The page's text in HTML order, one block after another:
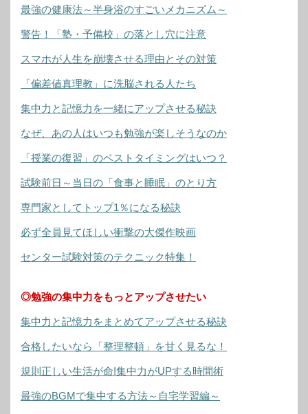
最強の健康法～半身浴のすごいメカニズム～
警告！「塾・予備校」の落とし穴に注意
スマホが人生を崩壊させる理由とその対策
「偏差値真理教」に洗脳される人たち
集中力と記憶力を一緒にアップさせる秘訣
なぜ、あの人はいつも勉強が楽しそうなのか
「授業の復習」のベストタイミングはいつ？
試験前日～当日の「食事と睡眠」のとり方
専門家としてトップ1％になる秘訣
必ず全員見てほしい衝撃の大傑作映画
センター試験対策のテクニック特集！
◎勉強の集中力をもっとアップさせたい
集中力と記憶力をまとめてアップさせる秘訣
合格したいなら「整理整頓」を甘く見るな！
規則正しい生活が命!集中力がUPする時間術
最強のBGMで集中する方法～自宅学習編～